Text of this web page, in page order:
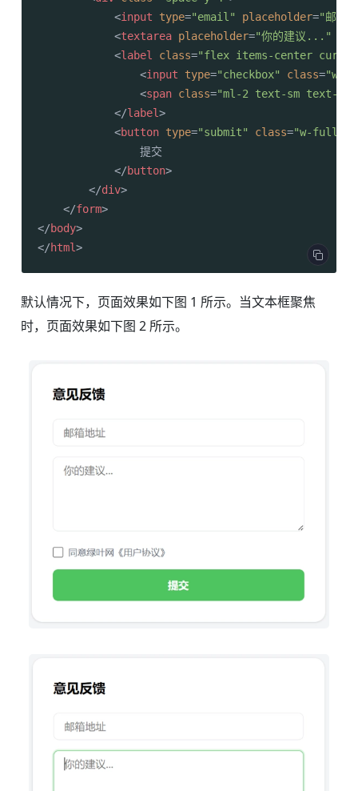
<input type="email" placeholder="邮箱
<textarea placeholder="你的建议..."
<label class="flex items-center
<input type="checkbox" class="w-4
<span class="ml-2 text-sm text-
</label>
<button type="submit" class="w-full
                提交
</button>
</div>
</form>
</body>
</html>
默认情况下，页面效果如下图 1 所示。当文本框聚焦
时，页面效果如下图 2 所示。